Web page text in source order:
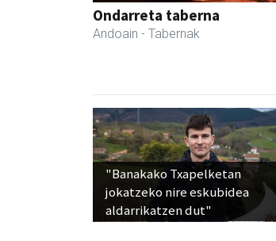
Ondarreta taberna
Andoain - Tabernak
"Banakako Txapelketan
jokatzeko nire eskubidea
aldarrikatzen dut"